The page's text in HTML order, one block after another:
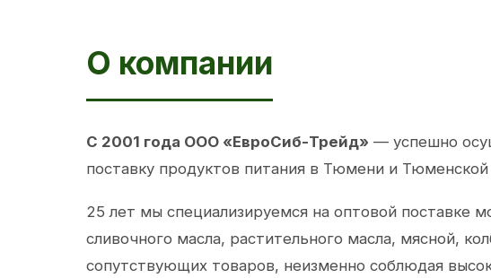
О компании
С 2001 года ООО «ЕвроСиб-Трейд» — успешно
поставку продуктов питания в Тюмени и Тюменской
25 лет мы специализируемся на оптовой поставке
сливочного масла, растительного масла, мясной,
сопутствующих товаров, неизменно соблюдая